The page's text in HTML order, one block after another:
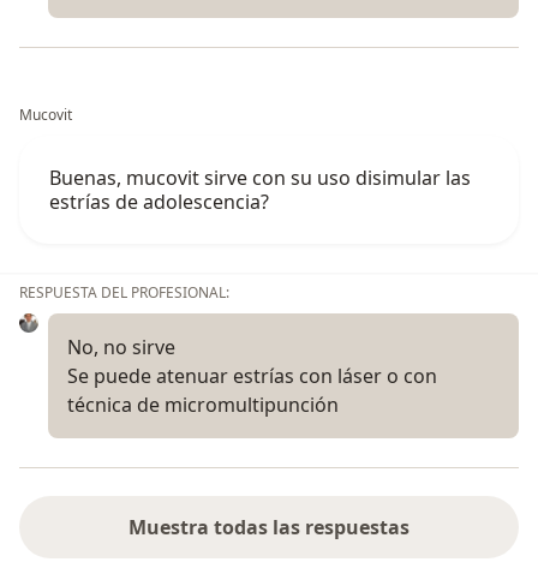
Mucovit
Buenas, mucovit sirve con su uso disimular las
estrías de adolescencia?
RESPUESTA DEL PROFESIONAL:
No, no sirve
Se puede atenuar estrías con láser o con
técnica de micromultipunción
Muestra todas las respuestas